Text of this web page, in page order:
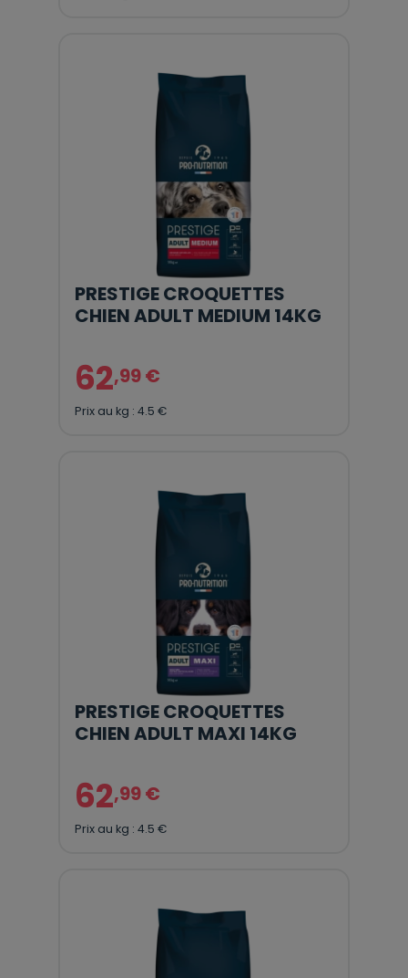
PRESTIGE CROQUETTES
CHIEN ADULT MEDIUM 14KG
62,99 €
Prix au kg : 4.5 €
PRESTIGE CROQUETTES
CHIEN ADULT MAXI 14KG
62,99 €
Prix au kg : 4.5 €